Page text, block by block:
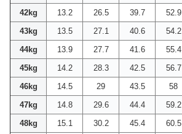
42kg
13.2 26.5 39.7 52.9
43kg
13.5 27.1 40.6 54.2
44kg
13.9 27.7 41.6 55.4
45kg
14.2 28.3 42.5 56.7
46kg
14.5 29 43.5 58
47kg
14.8 29.6 44.4 59.2
48kg
15.1 30.2 45.4 60.5